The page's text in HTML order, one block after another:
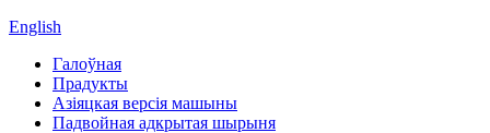
English
Галоўная
Прадукты
Азіяцкая версія машыны
Падвойная адкрытая шырыня